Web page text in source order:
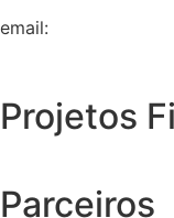
email:
Projetos
Parceiros